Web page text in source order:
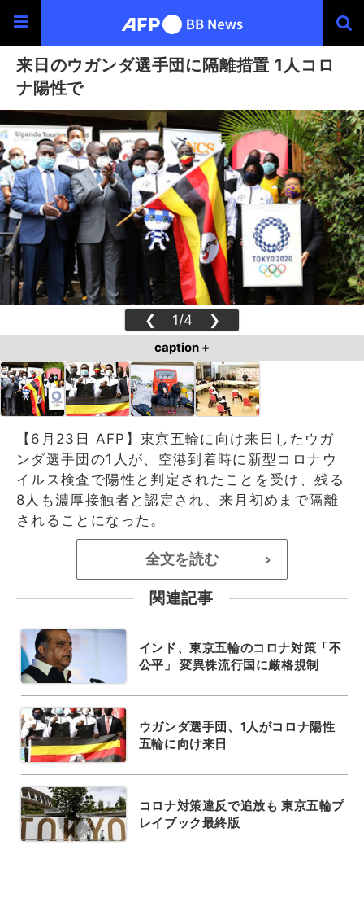
来日のウガンダ選手団に隔離措置 1人コロ
ナ陽性で
❮ 1/4 ❯
caption +
【6月23日 AFP】東京五輪に向け来日したウガ
ンダ選手団の1人が、空港到着時に新型コロナウ
イルス検査で陽性と判定されたことを受け、残る
8人も濃厚接触者と認定され、来月初めまで隔離
されることになった。
全文を読む >
関連記事
インド、東京五輪のコロナ対策「不
公平」 変異株流行国に厳格規制
ウガンダ選手団、1人がコロナ陽性
五輪に向け来日
コロナ対策違反で追放も 東京五輪プ
レイブック最終版